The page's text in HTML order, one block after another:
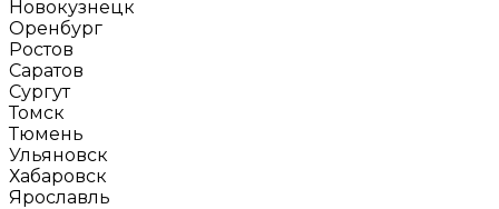
Новокузнецк
Оренбург
Ростов
Саратов
Сургут
Томск
Тюмень
Ульяновск
Хабаровск
Ярославль